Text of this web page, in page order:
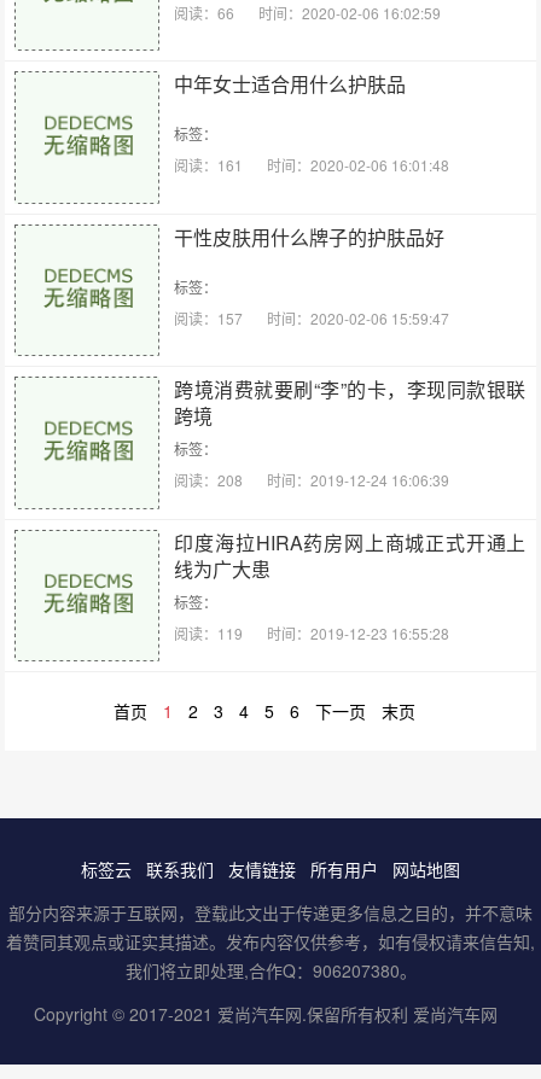
阅读：66
时间：2020-02-06 16:02:59
中年女士适合用什么护肤品
标签：
阅读：161
时间：2020-02-06 16:01:48
干性皮肤用什么牌子的护肤品好
标签：
阅读：157
时间：2020-02-06 15:59:47
跨境消费就要刷“李”的卡，李现同款银联
跨境
标签：
阅读：208
时间：2019-12-24 16:06:39
印度海拉HIRA药房网上商城正式开通上
线为广大患
标签：
阅读：119
时间：2019-12-23 16:55:28
首页 1 2 3 4 5 6 下一页 末页
标签云 联系我们 友情链接 所有用户
网站地图
部分内容来源于互联网，登载此文出于传递更多信息之目的，并不意味
着赞同其观点或证实其描述。发布内容仅供参考，如有侵权请来信告知,
我们将立即处理,合作Q：906207380。
Copyright © 2017-2021 爱尚汽车网.保留所有权利 爱尚汽车网